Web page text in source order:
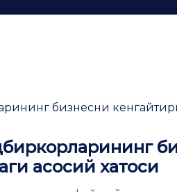
асосий хатоси